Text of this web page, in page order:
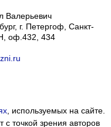
Валерьевич
г. Петергоф, Санкт-
оф.432, 434
, используемых на сайте.
точкой зрения авторов